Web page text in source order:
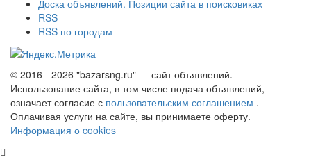
Доска объявлений. Позиции сайта в поисковиках
RSS
RSS по городам
© 2016 - 2026 "bazarsng.ru" — сайт объявлений.
Использование сайта, в том числе подача объявлений,
означает согласие с пользовательским соглашением .
Оплачивая услуги на сайте, вы принимаете оферту.
Информация о cookies